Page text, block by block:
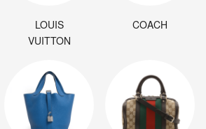
LOUIS
VUITTON
COACH